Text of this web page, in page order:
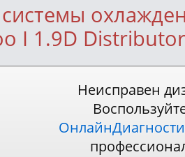
I 1.9D
Неисправен